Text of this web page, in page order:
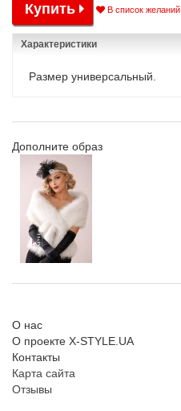
Купить В список желаний
Характеристики
Размер универсальный.
Дополните образ
О нас
О проекте X-STYLE.UA
Контакты
Карта сайта
Отзывы